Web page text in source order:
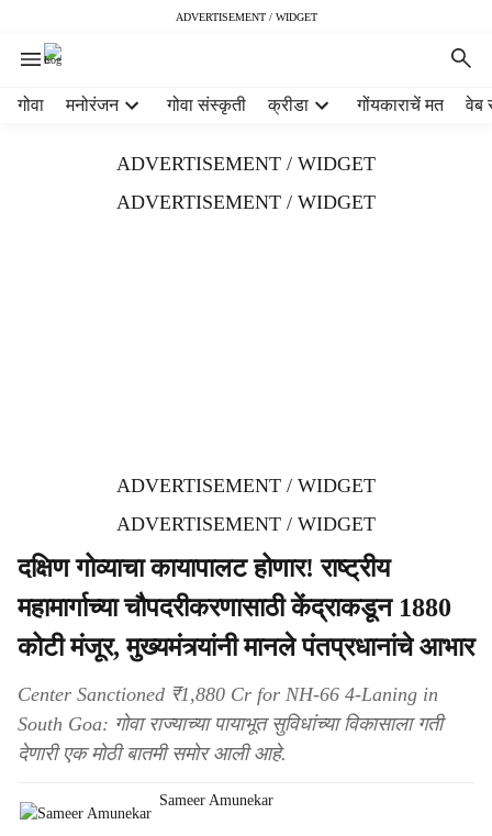
ADVERTISEMENT / WIDGET
गोवा मनोरंजन गोवा संस्कृती क्रीडा गोंयकाराचें मत वेब
ADVERTISEMENT / WIDGET
ADVERTISEMENT / WIDGET
ADVERTISEMENT / WIDGET
ADVERTISEMENT / WIDGET
दक्षिण गोव्याचा कायापालट होणार! राष्ट्रीय
महामार्गाच्या चौपदरीकरणासाठी केंद्राकडून 1880
कोटी मंजूर, मुख्यमंत्र्यांनी मानले पंतप्रधानांचे आभार
Center Sanctioned ₹1,880 Cr for NH-66 4-Laning in
South Goa: गोवा राज्याच्या पायाभूत सुविधांच्या विकासाला गती
देणारी एक मोठी बातमी समोर आली आहे.
Sameer Amunekar